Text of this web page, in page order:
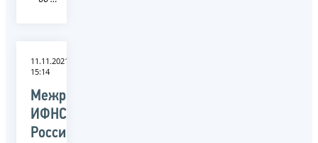
11.11.2021
15:14
Межрайонная
ИФНС
России